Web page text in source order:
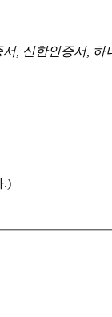
서, 신한인증서, 하
.)